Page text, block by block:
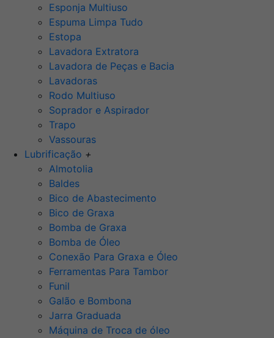
Esponja Multiuso
Espuma Limpa Tudo
Estopa
Lavadora Extratora
Lavadora de Peças e Bacia
Lavadoras
Rodo Multiuso
Soprador e Aspirador
Trapo
Vassouras
Lubrificação +
Almotolia
Baldes
Bico de Abastecimento
Bico de Graxa
Bomba de Graxa
Bomba de Óleo
Conexão Para Graxa e Óleo
Ferramentas Para Tambor
Funil
Galão e Bombona
Jarra Graduada
Máquina de Troca de óleo